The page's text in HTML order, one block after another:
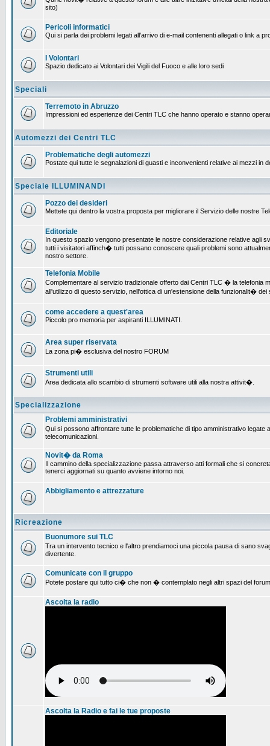
sito)
Pericoli informatici
Qui si parla dei problemi legati all'arrivo di e-mail contenenti allegati o link a
I Volontari
Spazio dedicato ai Volontari dei Vigili del Fuoco e alle loro sedi
Speciali
Terremoto in Abruzzo
Impressioni ed esperienze dei Centri TLC che hanno operato e stanno
Automezzi dei Centri TLC
Problematiche degli automezzi
Postate qui tutte le segnalazioni di guasti e inconvenienti relative ai mezzi in
Speciale ILLUMINANDI
Pozzo dei desideri
Mettete qui dentro la vostra proposta per migliorare il Servizio delle nostre
Editoriale
In questo spazio vengono presentate le nostre considerazione relative agli
tutti i visitatori affinch� tutti possano conoscere quali problemi sono
nostro settore.
Telefonia Mobile
Complementare al servizio tradizionale offerto dai Centri TLC � la telefonia
all'utilizzo di questo servizio, nell'ottica di un'estensione della funzionalit�
come accedere a quest'area
Piccolo pro memoria per aspiranti ILLUMINATI.
Area super riservata
La zona pi� esclusiva del nostro FORUM
Strumenti utili
Area dedicata allo scambio di strumenti software utili alla nostra attivit�.
Specializzazione
Problemi amministrativi
Qui si possono affrontare tutte le problematiche di tipo amministrativo
telecomunicazioni.
Novit� da Roma
Il cammino della specializzazione passa attraverso atti formali che si
tenerci aggiornati su quanto avviene intorno noi.
Abbigliamento e attrezzature
Ricreazione
Buonumore sui TLC
Tra un intervento tecnico e l'altro prendiamoci una piccola pausa di sano
divertente.
Comunicate con il gruppo
Potete postare qui tutto ci� che non � contemplato negli altri spazi del
Ascolta la radio
Ascolta la Radio e fai le tue proposte